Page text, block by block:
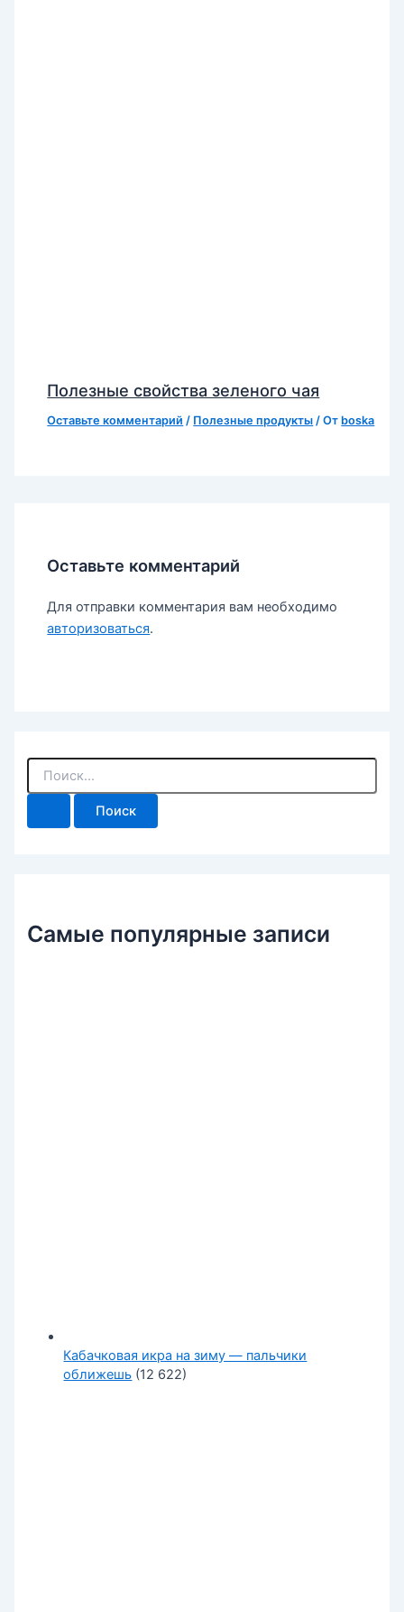
Полезные свойства зеленого чая
Оставьте комментарий / Полезные продукты / От boska
Оставьте комментарий
Для отправки комментария вам необходимо
авторизоваться.
П
и
Самые популярные записи
Кабачковая икра на зиму — пальчики
оближешь (12 622)